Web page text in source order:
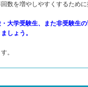
数を増やしやすくするため
大学受験生、また非受験生
しょう。
。